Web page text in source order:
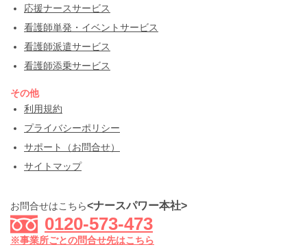
応援ナースサービス
看護師単発・イベントサービス
看護師派遣サービス
看護師添乗サービス
その他
利用規約
プライバシーポリシー
サポート（お問合せ）
サイトマップ
お問合せはこちら<ナースパワー本社>
0120-573-473
※事業所ごとの問合せ先はこちら